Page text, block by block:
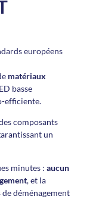
européens
matériaux
basse
efficiente.
composants
un
minutes : aucun
, et la
déménagement